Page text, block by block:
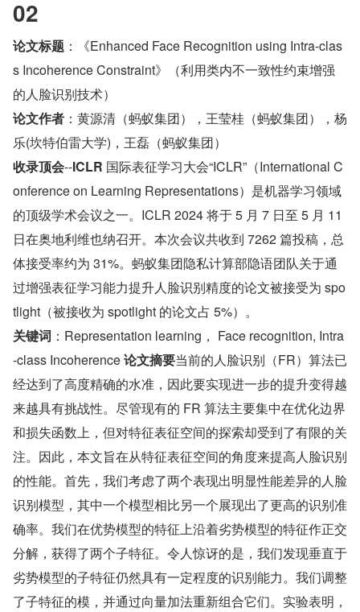
02
论文标题 ：《Enhanced Face Recognition using Intra-clas
s Incoherence Constraint》（利用类内不一致性约束增强
的人脸识别技术）
论文作者 ：黄源清（蚂蚁集团），王莹桂（蚂蚁集团），杨
乐(坎特伯雷大学)，王磊（蚂蚁集团）
收录顶会--ICLR 国际表征学习大会“ICLR”（International C
onference on Learning Representations）是机器学习领域
的顶级学术会议之一。ICLR 2024 将于 5 月 7 日至 5 月 11
日在奥地利维也纳召开。本次会议共收到 7262 篇投稿，总
体接受率约为 31%。蚂蚁集团隐私计算部隐语团队关于通
过增强表征学习能力提升人脸识别精度的论文被接受为 spo
tlight（被接收为 spotlight 的论文占 5%）。
关键词 ：Representation learning， Face recognition, Intra
-class Incoherence 论文摘要当前的人脸识别（FR）算法已
经达到了高度精确的水准，因此要实现进一步的提升变得越
来越具有挑战性。尽管现有的 FR 算法主要集中在优化边界
和损失函数上，但对特征表征空间的探索却受到了有限的关
注。因此，本文旨在从特征表征空间的角度来提高人脸识别
的性能。首先，我们考虑了两个表现出明显性能差异的人脸
识别模型，其中一个模型相比另一个展现出了更高的识别准
确率。我们在优势模型的特征上沿着劣势模型的特征作正交
分解，获得了两个子特征。令人惊讶的是，我们发现垂直于
劣势模型的子特征仍然具有一定程度的识别能力。我们调整
了子特征的模，并通过向量加法重新组合它们。实验表明，